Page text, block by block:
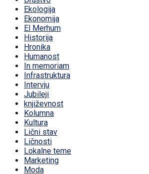
Ekologija
Ekonomija
El Merhum
Historija
Hronika
Humanost
In memoriam
Infrastruktura
Intervju
Jubileji
književnost
Kolumna
Kultura
Lični stav
Ličnosti
Lokalne teme
Marketing
Moda